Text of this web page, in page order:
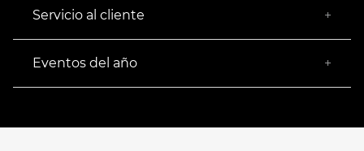
Empresa Socialmente Responsable
Servicio al cliente +
Facturación
Devoluciones
Eventos del año +
Buen Fin